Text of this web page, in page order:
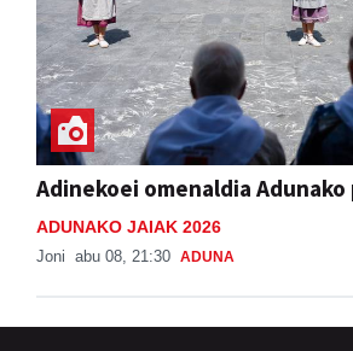
Adinekoei omenaldia Adunako
ADUNAKO JAIAK 2026
Joni abu 08, 21:30 ADUNA